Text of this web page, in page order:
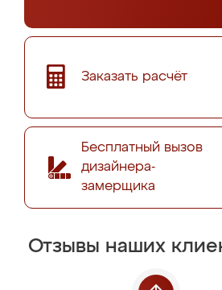
Заказать расчёт
Бесплатный вызов
дизайнера-
замерщика
Отзывы наших